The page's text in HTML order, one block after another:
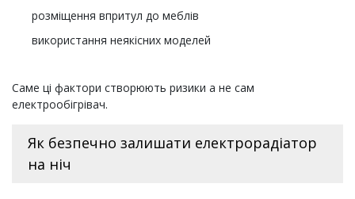
розміщення впритул до меблів
використання неякісних моделей
Саме ці фактори створюють ризики а не сам
електрообігрівач.
Як безпечно залишати електрорадіатор
на ніч